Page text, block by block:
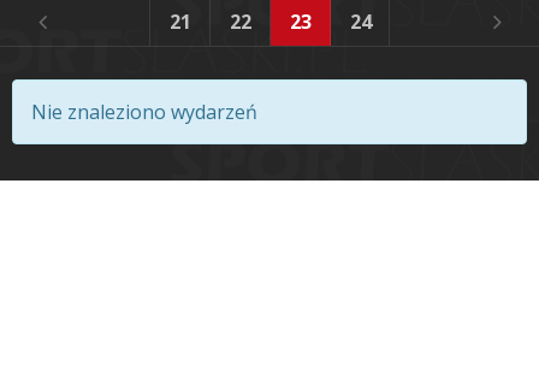
21 22 23 24
Nie znaleziono wydarzeń